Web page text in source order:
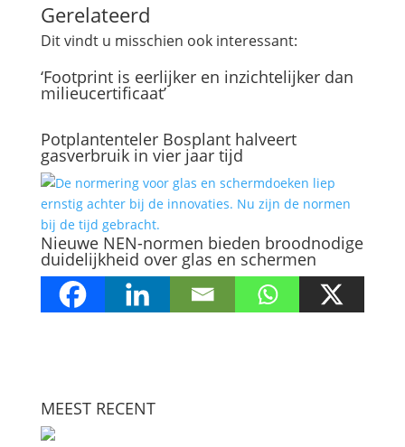
Gerelateerd
Dit vindt u misschien ook interessant:
‘Footprint is eerlijker en inzichtelijker dan
milieucertificaat’
Potplantenteler Bosplant halveert
gasverbruik in vier jaar tijd
Nieuwe NEN-normen bieden broodnodige
duidelijkheid over glas en schermen
MEEST RECENT